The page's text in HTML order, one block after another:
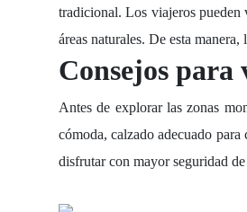
tradicional. Los viajeros pueden
áreas naturales. De esta
Consejos para
Antes de explorar las zonas
cómoda, calzado adecuado
disfrutar con mayor seguridad